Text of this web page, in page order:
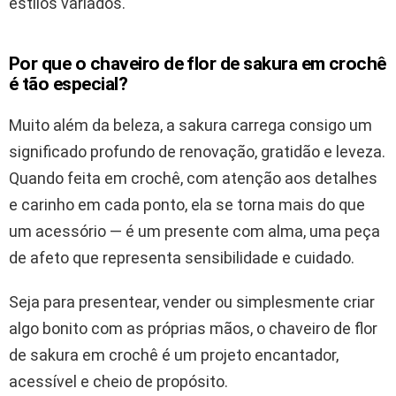
Por que o chaveiro de flor de sakura em crochê
é tão especial?
Muito além da beleza, a sakura carrega consigo um
significado profundo de renovação, gratidão e leveza.
Quando feita em crochê, com atenção aos detalhes
e carinho em cada ponto, ela se torna mais do que
um acessório — é um presente com alma, uma peça
de afeto que representa sensibilidade e cuidado.
Seja para presentear, vender ou simplesmente criar
algo bonito com as próprias mãos, o chaveiro de flor
de sakura em crochê é um projeto encantador,
acessível e cheio de propósito.